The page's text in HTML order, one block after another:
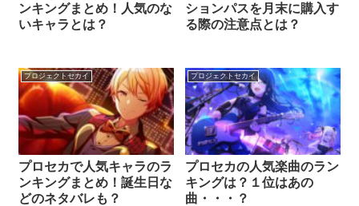
ンキングまとめ！人気のな
いキャラとは？
ションパスを月末に購入す
る際の注意点とは？
プロジェクトセカイ
プロセカで人気キャラのラ
ンキングまとめ！誕生日な
どのネタバレも？
プロジェクトセカイ
プロセカの人気楽曲のラン
キングは？１位はあの
曲・・・？